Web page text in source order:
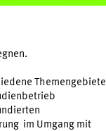
Themengebiete
im Umgang mit